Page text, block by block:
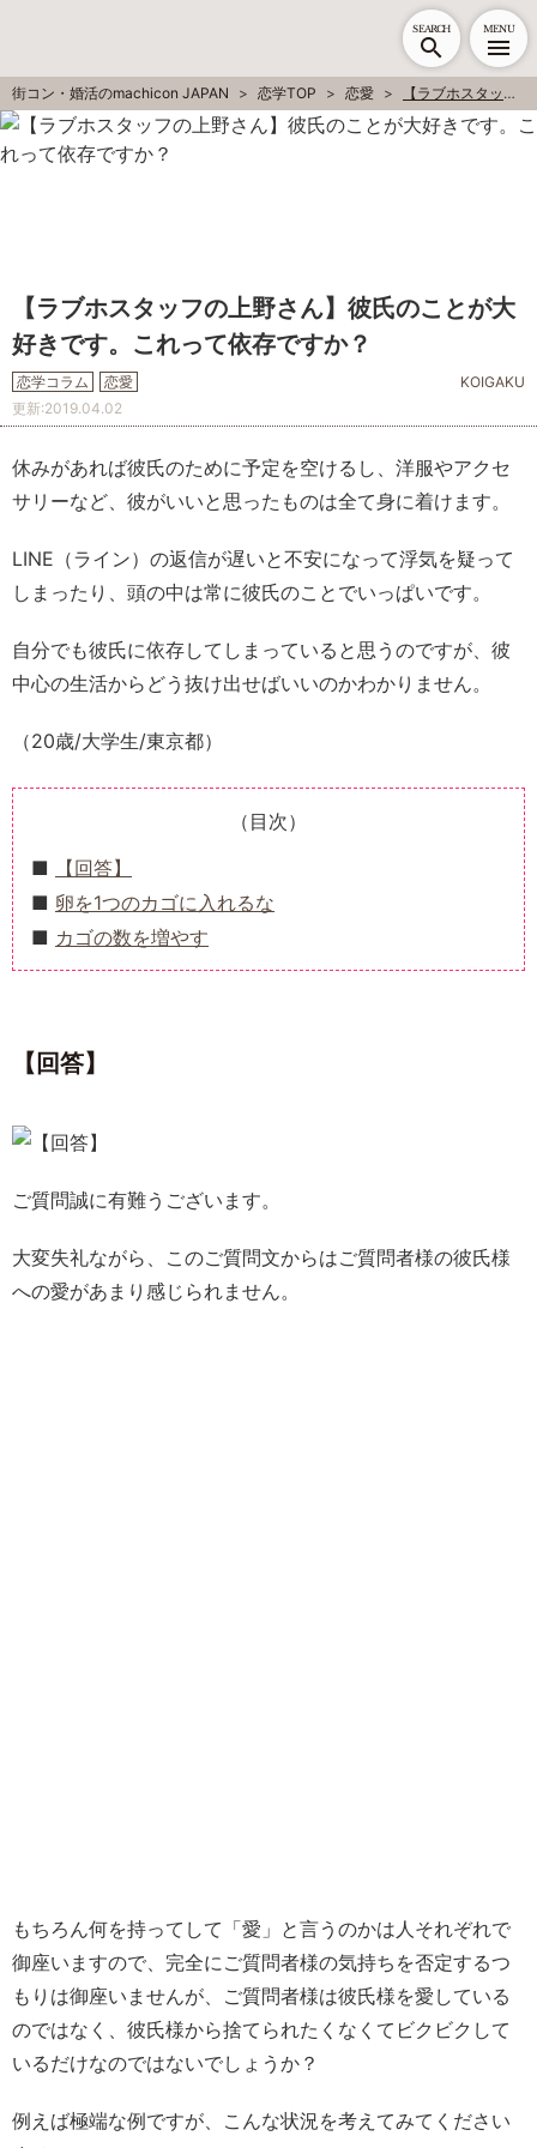
SEARCH MENU
街コン・婚活のmachicon JAPAN 恋学TOP 恋愛 【ラブホスタッフの上野さん】彼氏のことが大好きです。これって依存ですか？
【ラブホスタッフの上野さん】彼氏のことが大
好きです。これって依存ですか？
恋学コラム 恋愛
KOIGAKU
更新:2019.04.02
休みがあれば彼氏のために予定を空けるし、洋服やアクセ
サリーなど、彼がいいと思ったものは全て身に着けます。
LINE（ライン）の返信が遅いと不安になって浮気を疑って
しまったり、頭の中は常に彼氏のことでいっぱいです。
自分でも彼氏に依存してしまっていると思うのですが、彼
中心の生活からどう抜け出せばいいのかわかりません。
（20歳/大学生/東京都）
（目次）
【回答】
卵を1つのカゴに入れるな
カゴの数を増やす
【回答】
ご質問誠に有難うございます。
大変失礼ながら、このご質問文からはご質問者様の彼氏様
への愛があまり感じられません。
もちろん何を持ってして「愛」と言うのかは人それぞれで
御座いますので、完全にご質問者様の気持ちを否定するつ
もりは御座いませんが、ご質問者様は彼氏様を愛している
のではなく、彼氏様から捨てられたくなくてビクビクして
いるだけなのではないでしょうか？
例えば極端な例ですが、こんな状況を考えてみてください